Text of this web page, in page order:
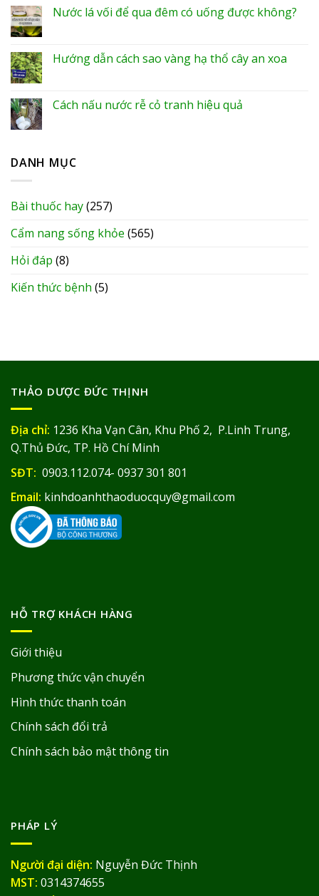
Nước lá vối để qua đêm có uống được không?
Hướng dẫn cách sao vàng hạ thổ cây an xoa
Cách nấu nước rễ cỏ tranh hiệu quả
DANH MỤC
Bài thuốc hay(257)
Cẩm nang sống khỏe (565)
Hỏi đáp (8)
Kiến thức bệnh (5)
THẢO DƯỢC ĐỨC THỊNH
Địa chỉ: 1236 Kha Vạn Cân, Khu Phố 2, P.Linh Trung,
Q.Thủ Đức, TP. Hồ Chí Minh
SĐT: 0903.112.074- 0937 301 801
Email: kinhdoanhthaoduocquy@gmail.com
HỖ TRỢ KHÁCH HÀNG
Giới thiệu
Phương thức vận chuyển
Hình thức thanh toán
Chính sách đổi trả
Chính sách bảo mật thông tin
PHÁP LÝ
Người đại diện: Nguyễn Đức Thịnh
MST: 0314374655